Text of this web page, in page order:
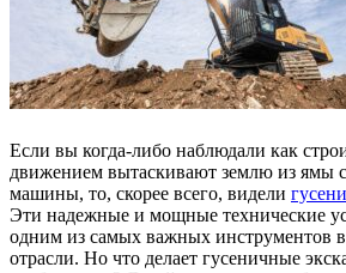
Если вы когда-либо наблюдали как
движением вытаскивают землю из
машины, то, скорее всего, видели
Эти надежные и мощные технические
одним из самых важных инструментов в
отрасли. Но что делает гусеничные